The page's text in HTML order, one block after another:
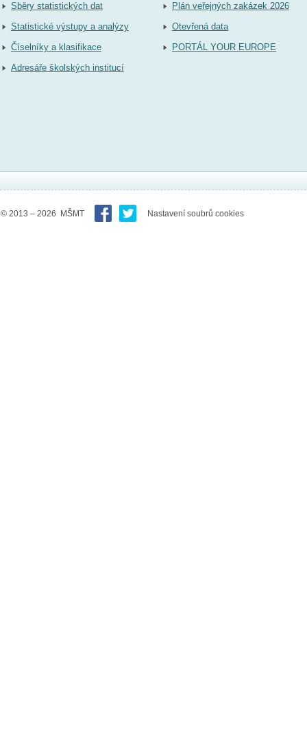
Sběry statistických dat
Statistické výstupy a analýzy
Číselníky a klasifikace
Adresáře školských institucí
Plán veřejných zakázek 2026
Otevřená data
PORTÁL YOUR EUROPE
© 2013 – 2026 MŠMT Nastavení soubrů cookies